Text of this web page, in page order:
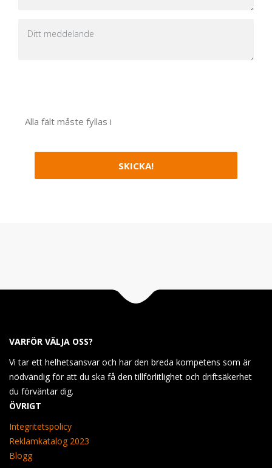
Alla fält måste fyllas i
VARFÖR VÄLJA OSS?
Vi tar ett helhetsansvar och har den breda kompetens som är
nödvändig för att du ska få den tillförlitlighet och driftsäkerhet
du förväntar dig.
ÖVRIGT
Integritetspolicy
Reklamkatalog 2023
Blogg